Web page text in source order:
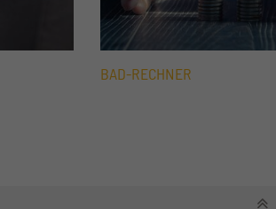
BAD-RECHNER